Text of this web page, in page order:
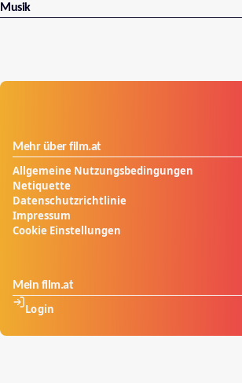
sich. Er lernt berühmte Leute kennen,
Musik
Mehr über film.at
Allgemeine Nutzungsbedingungen
Netiquette
Datenschutzrichtlinie
Impressum
Cookie Einstellungen
Mein film.at
Login